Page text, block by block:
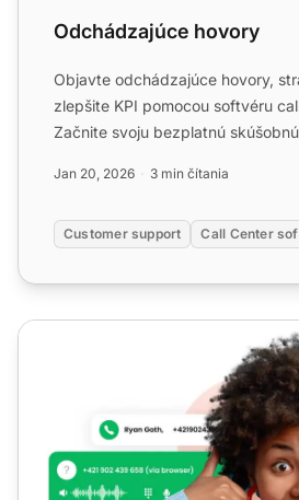
Odchádzajúce hovory
Objavte odchádzajúce hovory,
zlepšite KPI pomocou softvéru
Začnite svoju bezplatnú
Jan 20, 2026 3 min čítania
Customer support Call Center
Virtuálny software call centra